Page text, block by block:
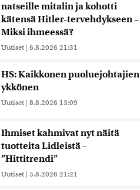
natseille mitalin ja kohotti
kätensä Hitler-tervehdykseen –
Miksi ihmeessä?
Uutiset | 6.8.2026 21:31
HS: Kaikkonen puoluejohtajien
ykkönen
Uutiset | 8.8.2026 13:09
Ihmiset kahmivat nyt näitä
tuotteita Lidleistä –
”Hittitrendi”
Uutiset | 5.8.2026 21:21